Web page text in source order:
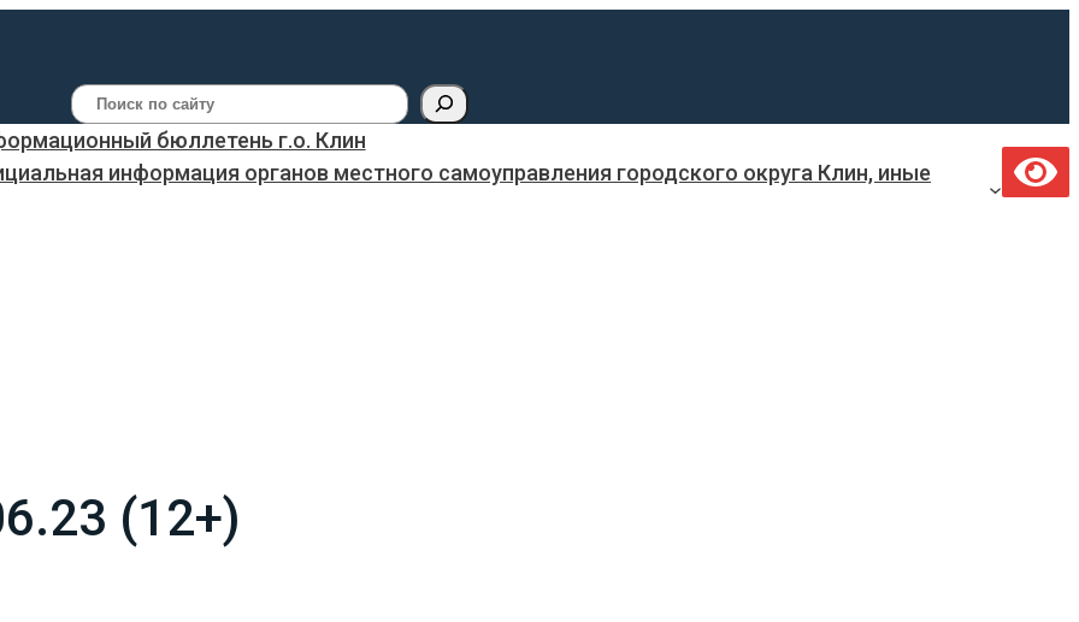
Поиск
бюллетень г.о. Клин
информация органов местного самоуправления городского округа Клин, иные
(12+)